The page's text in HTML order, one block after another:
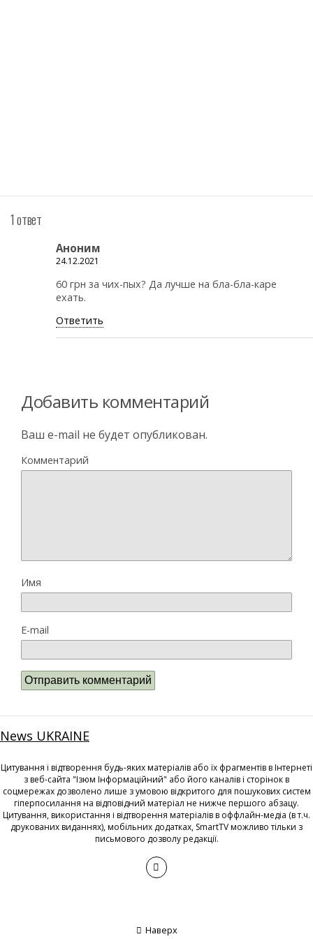
1 ответ
Аноним
24.12.2021
60 грн за чих-пых? Да лучше на бла-бла-каре
ехать.
Ответить
Добавить комментарий
Ваш e-mail не будет опубликован.
Комментарий
Имя
E-mail
News UKRAINE
Цитування і відтворення будь-яких матеріалів або їх фрагментів в Інтернеті
з веб-сайта "Ізюм Інформаційний" або його каналів і сторінок в
соцмережах дозволено лише з умовою відкритого для пошукових систем
гіперпосилання на відповідний матеріал не нижче першого абзацу.
Цитування, використання і відтворення матеріалів в оффлайн-медіа (в т.ч.
друкованих виданнях), мобільних додатках, SmartTV можливо тільки з
письмового дозволу редакції.
Наверх